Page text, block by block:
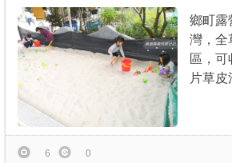
鄉町露
灣，全
區，可
片草皮
6 0